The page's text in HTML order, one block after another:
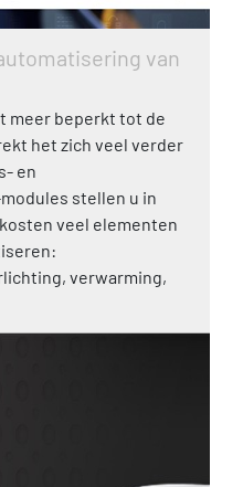
van
meer beperkt tot de
het zich veel verder
en
stellen u in
veel elementen
verwarming,